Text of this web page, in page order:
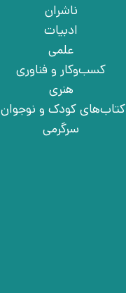
ناشران
ادبیات
علمی
کسب‌وکار و فناوری
هنری
کتاب‌های کودک و نوجوان
سرگرمی